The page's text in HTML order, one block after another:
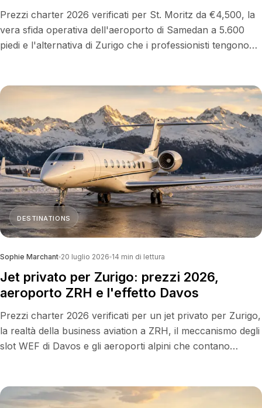
Prezzi charter 2026 verificati per St. Moritz da €4,500, la
vera sfida operativa dell'aeroporto di Samedan a 5.600
piedi e l'alternativa di Zurigo che i professionisti tengono
DESTINATIONS
Sophie Marchant 20 luglio 2026 14 min di lettura
Jet privato per Zurigo: prezzi 2026,
aeroporto ZRH e l'effetto Davos
Prezzi charter 2026 verificati per un jet privato per Zurigo,
la realtà della business aviation a ZRH, il meccanismo degli
slot WEF di Davos e gli aeroporti alpini che contano